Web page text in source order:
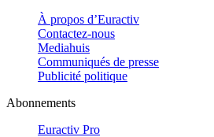
À propos d’Euractiv
Contactez-nous
Mediahuis
Communiqués de presse
Publicité politique
Abonnements
Euractiv Pro